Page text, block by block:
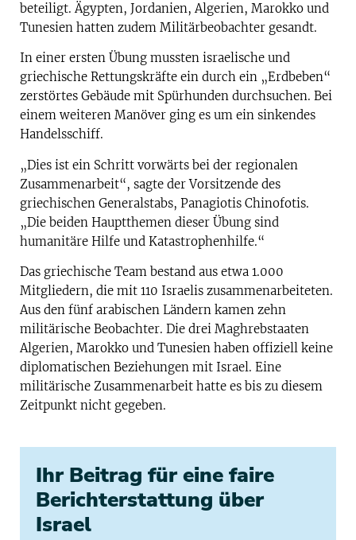
beteiligt. Ägypten, Jordanien, Algerien, Marokko und
Tunesien hatten zudem Militärbeobachter gesandt.
In einer ersten Übung mussten israelische und
griechische Rettungskräfte ein durch ein „Erdbeben“
zerstörtes Gebäude mit Spürhunden durchsuchen. Bei
einem weiteren Manöver ging es um ein sinkendes
Handelsschiff.
„Dies ist ein Schritt vorwärts bei der regionalen
Zusammenarbeit“, sagte der Vorsitzende des
griechischen Generalstabs, Panagiotis Chinofotis.
„Die beiden Hauptthemen dieser Übung sind
humanitäre Hilfe und Katastrophenhilfe.“
Das griechische Team bestand aus etwa 1.000
Mitgliedern, die mit 110 Israelis zusammenarbeiteten.
Aus den fünf arabischen Ländern kamen zehn
militärische Beobachter. Die drei Maghrebstaaten
Algerien, Marokko und Tunesien haben offiziell keine
diplomatischen Beziehungen mit Israel. Eine
militärische Zusammenarbeit hatte es bis zu diesem
Zeitpunkt nicht gegeben.
Ihr Beitrag für eine faire
Berichterstattung über
Israel